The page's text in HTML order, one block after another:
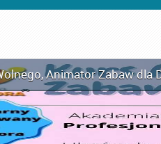
,Animator Zabaw dla